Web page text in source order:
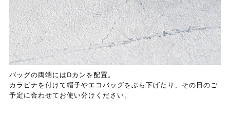
バッグの両端にはDカンを配置。
カラビナを付けて帽子やエコバッグをぶら下げたり、その日のご
予定に合わせてお使い分けください。